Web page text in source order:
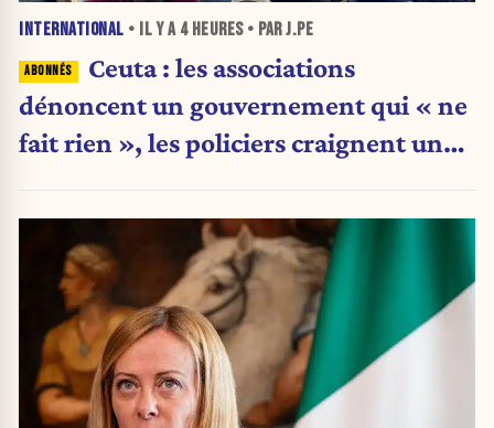
INTERNATIONAL • IL Y A 4 HEURES• PAR J.PE
Ceuta : les associations
dénoncent un gouvernement qui « ne
fait rien », les policiers craignent une